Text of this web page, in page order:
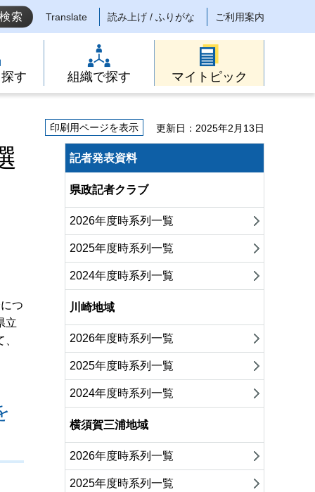
Translate 読み上げ / ふりがな ご利用案内
す 組織で探す マイトピック
印刷用ページを表示 更新日：2025年2月13日
つ
立
記者発表資料
県政記者クラブ
2026年度時系列一覧
2025年度時系列一覧
2024年度時系列一覧
川崎地域
2026年度時系列一覧
2025年度時系列一覧
2024年度時系列一覧
横須賀三浦地域
2026年度時系列一覧
2025年度時系列一覧